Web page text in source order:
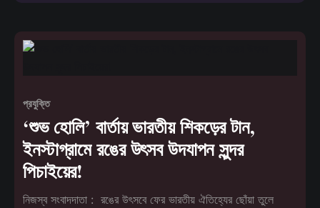
প্রযুক্তি
‘শুভ হোলি’ বার্তায় ভারতীয় শিকড়ের টান,
ইনস্টাগ্রামে রঙের উৎসব উদযাপন সুন্দর
পিচাইয়ের!
নিজস্ব সংবাদদাতা : রঙের উৎসবে ফের ভারতীয় ঐতিহ্যের ছোঁয়া তুলে